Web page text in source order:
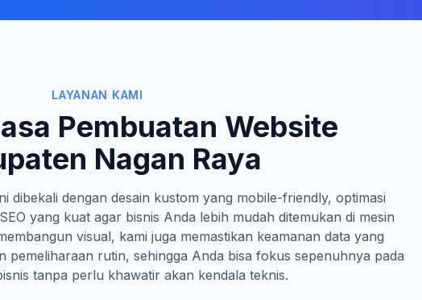
LAYANAN KAMI
Pembuatan Website
Nagan Raya
dibekali dengan desain kustom yang mobile-friendly, optimasi
yang kuat agar bisnis Anda lebih mudah ditemukan di mesin
visual, kami juga memastikan keamanan data yang
pemeliharaan rutin, sehingga Anda bisa fokus sepenuhnya pada
tanpa perlu khawatir akan kendala teknis.